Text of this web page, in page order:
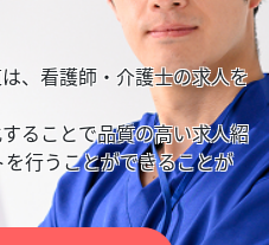
、看護師・介護士の求人を
ることで品質の高い求人紹
行うことができることが